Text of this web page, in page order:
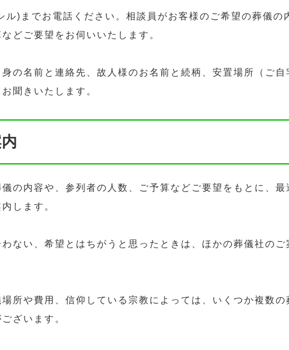
ル)までお電話ください。相談員がお客様のご希望の葬儀の
どご要望をお伺いいたします。
の名前と連絡先、故人様のお名前と続柄、安置場所（ご自
聞きいたします。
の内容や、参列者の人数、ご予算などご要望をもとに、最
します。
ない、希望とはちがうと思ったときは、ほかの葬儀社のご
所や費用、信仰している宗教によっては、いくつか複数の
ざいます。